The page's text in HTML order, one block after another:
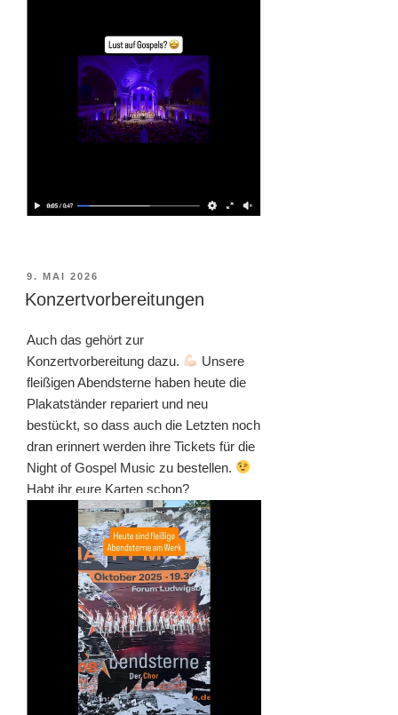
VERÖFFENTLICHT
AM
9. MAI 2026
Konzertvorbereitungen
Auch das gehört zur
Konzertvorbereitung dazu.
Unsere
fleißigen Abendsterne haben heute die
Plakatständer repariert und neu
bestückt, so dass auch die Letzten noch
dran erinnert werden ihre Tickets für die
Night of Gospel Music zu bestellen.
Habt ihr eure Karten schon?